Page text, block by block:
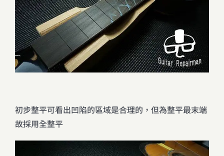
初步整平可看出凹陷的區域是合理的，但為整平最末端
故採用全整平